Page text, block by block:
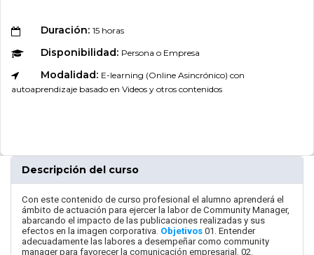
Duración: 15 horas
Disponibilidad: Persona o Empresa
Modalidad: E-learning (Online Asincrónico) con
autoaprendizaje basado en Videos y otros contenidos
Descripción del curso
Con este contenido de curso profesional el alumno aprenderá el
ámbito de actuación para ejercer la labor de Community Manager,
abarcando el impacto de las publicaciones realizadas y sus
efectos en la imagen corporativa. Objetivos 01. Entender
adecuadamente las labores a desempeñar como community
manager para favorecer la comunicación empresarial. 02.